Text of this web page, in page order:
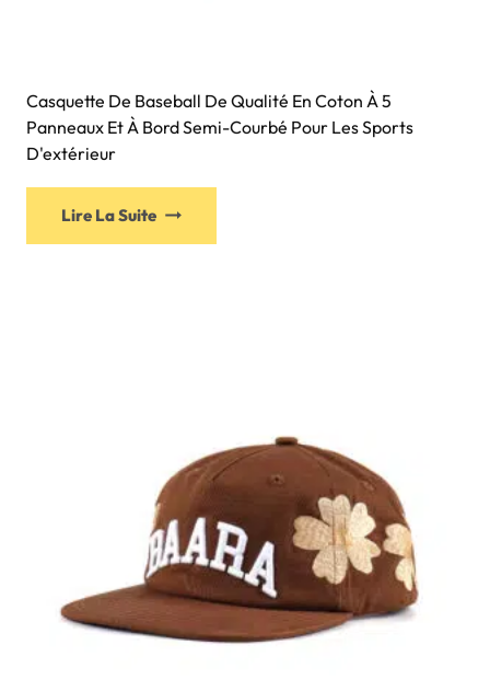
Casquette De Baseball De Qualité En Coton À 5
Panneaux Et À Bord Semi-Courbé Pour Les Sports
D'extérieur
Lire La Suite